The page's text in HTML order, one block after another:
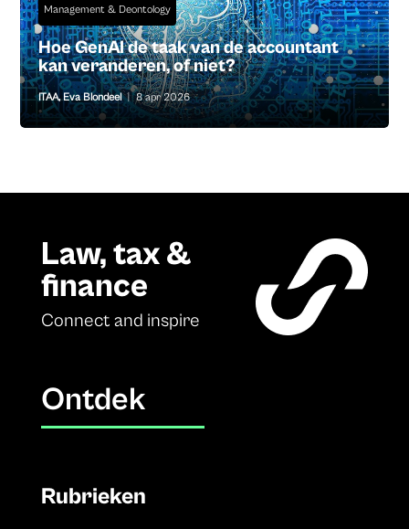
Management & Deontology
Hoe GenAI de taak van de accountant
kan veranderen, of niet?
ITAA,Eva Blondeel | 8 apr 2026
Law, tax &
finance
Connect and inspire
Ontdek
Rubrieken